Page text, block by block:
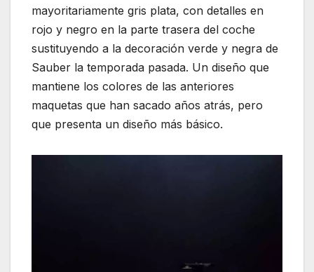
mayoritariamente gris plata, con detalles en
rojo y negro en la parte trasera del coche
sustituyendo a la decoración verde y negra de
Sauber la temporada pasada. Un diseño que
mantiene los colores de las anteriores
maquetas que han sacado años atrás, pero
que presenta un diseño más básico.